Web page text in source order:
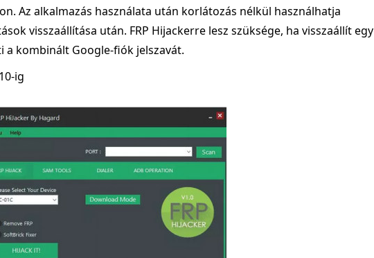
Az alkalmazás használata után korlátozás nélkül használhatja
visszaállítása után. FRP Hijackerre lesz szüksége, ha visszaállít egy
a kombinált Google-fiók jelszavát.
ig